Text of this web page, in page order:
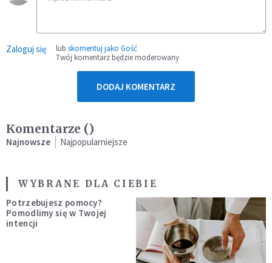
Zaloguj się lub skomentuj jako Gość
Twój komentarz będzie moderowany
DODAJ KOMENTARZ
Komentarze ()
Najnowsze Najpopularniejsze
WYBRANE DLA CIEBIE
Potrzebujesz pomocy?
Pomodlimy się w Twojej
intencji